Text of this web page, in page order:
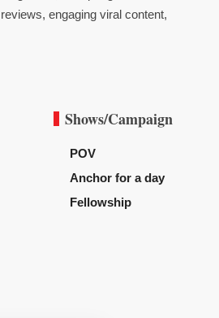
engaging viral content,
Shows/Campaign
POV
Anchor for a day
Fellowship